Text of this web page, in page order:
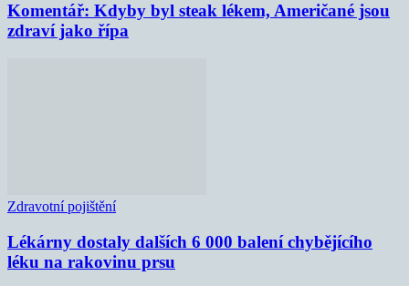
Komentář: Kdyby byl steak lékem, Američané jsou
zdraví jako řípa
Zdravotní pojištění
Lékárny dostaly dalších 6 000 balení chybějícího
léku na rakovinu prsu